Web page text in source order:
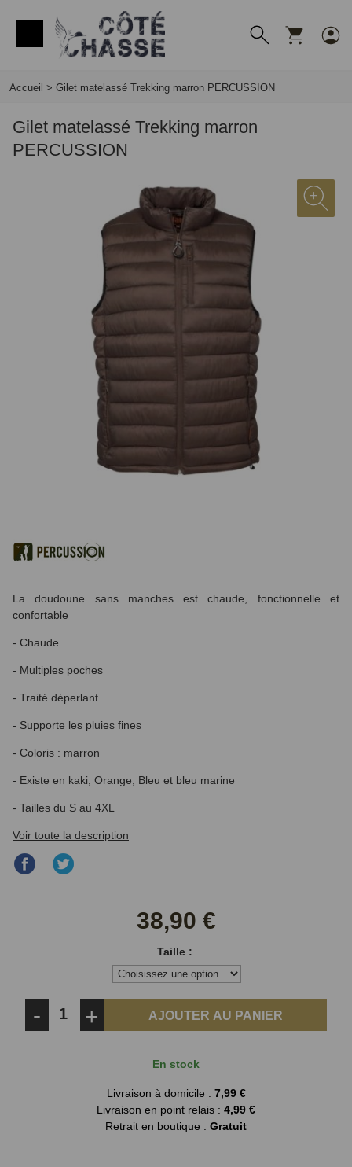
Accueil > Gilet matelassé Trekking marron PERCUSSION
Gilet matelassé Trekking marron
PERCUSSION
La doudoune sans manches est chaude, fonctionnelle et
confortable
- Chaude
- Multiples poches
- Traité déperlant
- Supporte les pluies fines
- Coloris : marron
- Existe en kaki, Orange, Bleu et bleu marine
- Tailles du S au 4XL
Voir toute la description
Partager
38,90 €
Taille :
- + AJOUTER AU PANIER
En stock
Livraison à domicile : 7,99 €
Livraison en point relais : 4,99 €
Retrait en boutique : Gratuit